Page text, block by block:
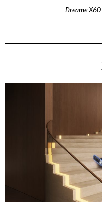
Dreame